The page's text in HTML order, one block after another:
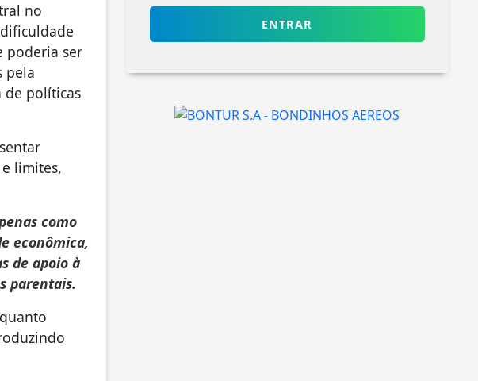
no
poderia ser
pela
de políticas
limites,
como
econômica,
de apoio à
parentais.
ENTRAR